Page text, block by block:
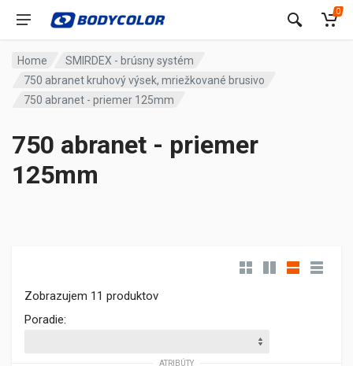
0
Home
SMIRDEX - brúsny systém
750 abranet kruhový výsek, mriežkované brusivo
750 abranet - priemer 125mm
750 abranet - priemer
125mm
Zobrazujem 11 produktov
Poradie:
ATRIBÚTY